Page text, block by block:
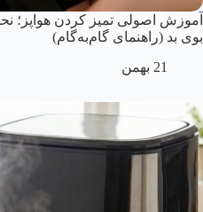
آموزش اصولی تمیز کردن هواپز؛
بوی بد (راهنمای گام‌به‌گام)
21 بهمن